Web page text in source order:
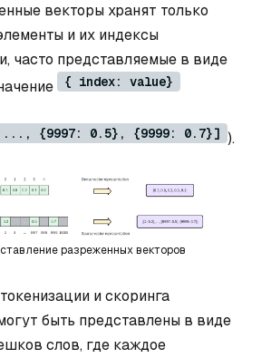
векторы хранят только
и их индексы
часто представляемые в виде
{ index: value}
{9997: 0.5}, {9999: 0.7}] ).
разреженных векторов
и скоринга
быть представлены в виде
слов, где каждое